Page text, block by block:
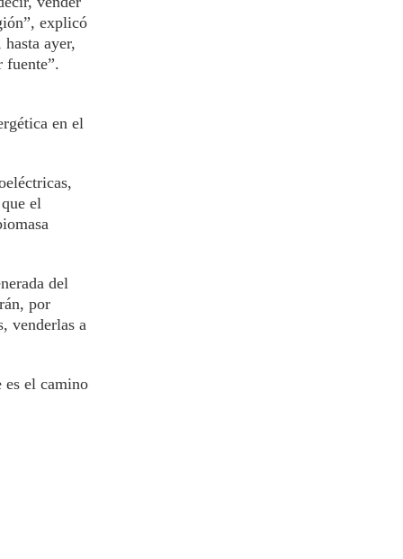
explicó
ayer,
fuente”.
en el
el
del
por
venderlas a
es el camino